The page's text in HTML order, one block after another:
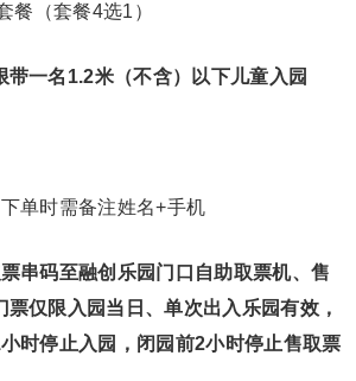
餐（套餐4选1）
带一名1.2米（不含）以下儿童入园
下单时需备注姓名+手机
串码至融创乐园门口自助取票机、售
票仅限入园当日、单次出入乐园有效，
时停止入园，闭园前2小时停止售取票